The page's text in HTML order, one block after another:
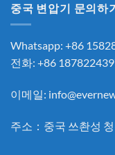
중국 변압기 문의하
Whatsapp: +86
전화: +86
이메일:
주소：중국 쓰촨성